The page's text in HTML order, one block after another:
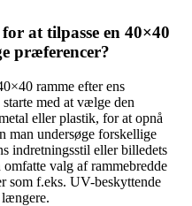
at tilpasse en 40×40
præferencer?
ramme efter ens
med at vælge den
eller plastik, for at opnå
man undersøge forskellige
indretningsstil eller billedets
valg af rammebredde
som f.eks. UV-beskyttende
længere.